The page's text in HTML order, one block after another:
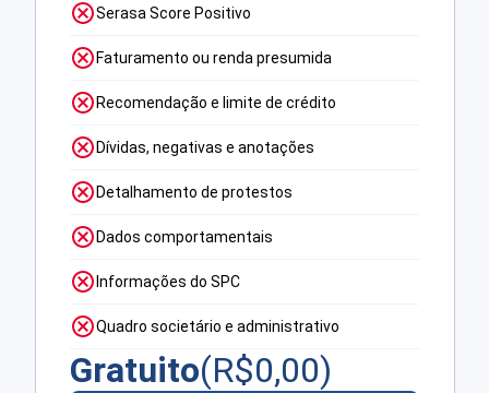
Serasa Score Positivo
Faturamento ou renda presumida
Recomendação e limite de crédito
Dívidas, negativas e anotações
Detalhamento de protestos
Dados comportamentais
Informações do SPC
Quadro societário e administrativo
Gratuito(R$0,00)